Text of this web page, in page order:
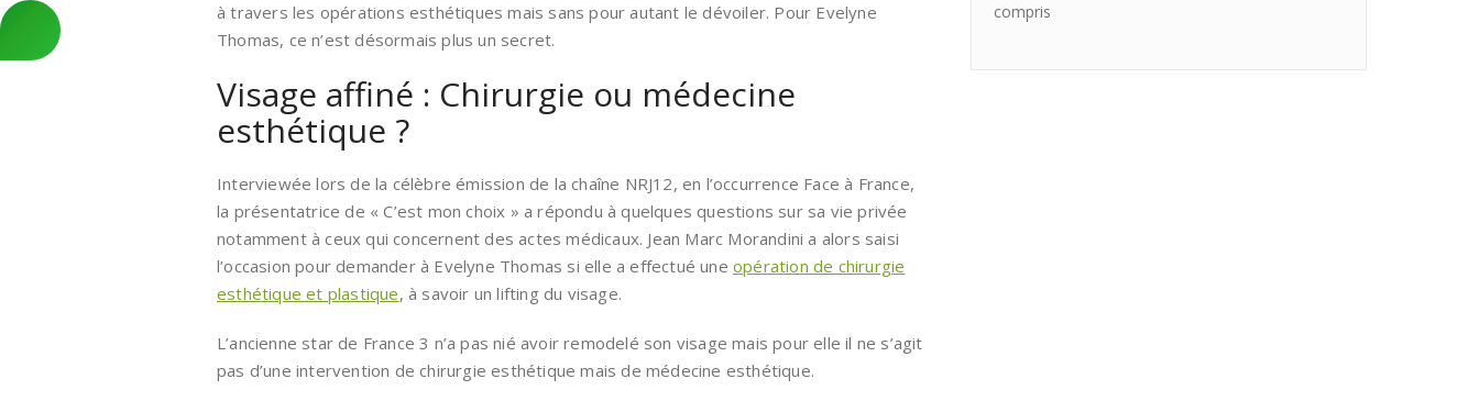
à travers les opérations esthétiques mais sans pour autant le dévoiler. Pour Evelyne
Thomas, ce n’est désormais plus un secret.
Visage affiné : Chirurgie ou médecine
esthétique ?
Interviewée lors de la célèbre émission de la chaîne NRJ12, en l’occurrence Face à France,
la présentatrice de « C’est mon choix » a répondu à quelques questions sur sa vie privée
notamment à ceux qui concernent des actes médicaux. Jean Marc Morandini a alors saisi
l’occasion pour demander à Evelyne Thomas si elle a effectué uneopération de chirurgie
esthétique et plastique, à savoir un lifting du visage.
L’ancienne star de France 3 n’a pas nié avoir remodelé son visage mais pour elle il ne s’agit
pas d’une intervention de chirurgie esthétique mais de médecine esthétique.
compris